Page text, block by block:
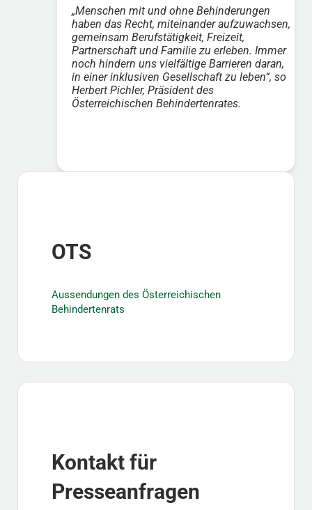
„Menschen mit und ohne Behinderungen
haben das Recht, miteinander aufzuwachsen,
gemeinsam Berufstätigkeit, Freizeit,
Partnerschaft und Familie zu erleben. Immer
noch hindern uns vielfältige Barrieren daran,
in einer inklusiven Gesellschaft zu leben“, so
Herbert Pichler, Präsident des
Österreichischen Behindertenrates.
Sidebar
OTS
Aussendungen des Österreichischen
Behindertenrats
Kontakt für
Presseanfragen